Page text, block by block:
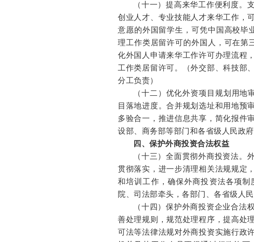
（十一）提高来华工作便利度。
创业人才、专业技能人才来华工作，
意愿的外国留学生，可凭中国高校毕
理工作类居留许可的外国人，可在第
化外国人申请来华工作许可办理流程
工作类居留许可。
（外交部、科技部
分工负责）
（十二）优化外资项目规划用地
目落地进度。合并规划选址和用地预
多验合一，推进信息共享，简化报件
设部、商务部等部门和各省级人民政府
四、保护外商投资合法权益
（十三）全面贯彻外商投资法。
贯彻落实，进一步清理相关法规规定
和培训工作，确保外商投资法各项制
院、司法部牵头，各部门、各省级人
（十四）保护外商投资企业合法权
善处理规则，规范处理程序，提高处
可法等法律法规对外商投资实施行政